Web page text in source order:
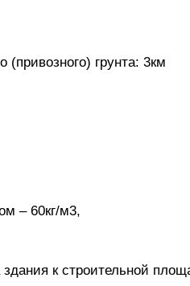
(привозного) грунта: 3км
– 60кг/м3,
к строительной